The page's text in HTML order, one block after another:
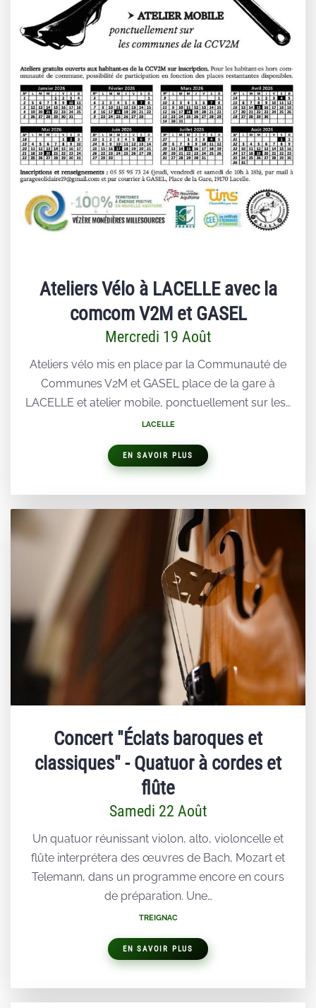
Ateliers Vélo à LACELLE avec la
comcom V2M et GASEL
Mercredi 19 Août
Ateliers vélo mis en place par la Communauté de
Communes V2M et GASEL place de la gare à
LACELLE et atelier mobile, ponctuellement sur les…
LACELLE
EN SAVOIR PLUS
Concert "Éclats baroques et
classiques" - Quatuor à cordes et
flûte
Samedi 22 Août
Un quatuor réunissant violon, alto, violoncelle et
flûte interprétera des œuvres de Bach, Mozart et
Telemann, dans un programme encore en cours
de préparation. Une…
TREIGNAC
EN SAVOIR PLUS